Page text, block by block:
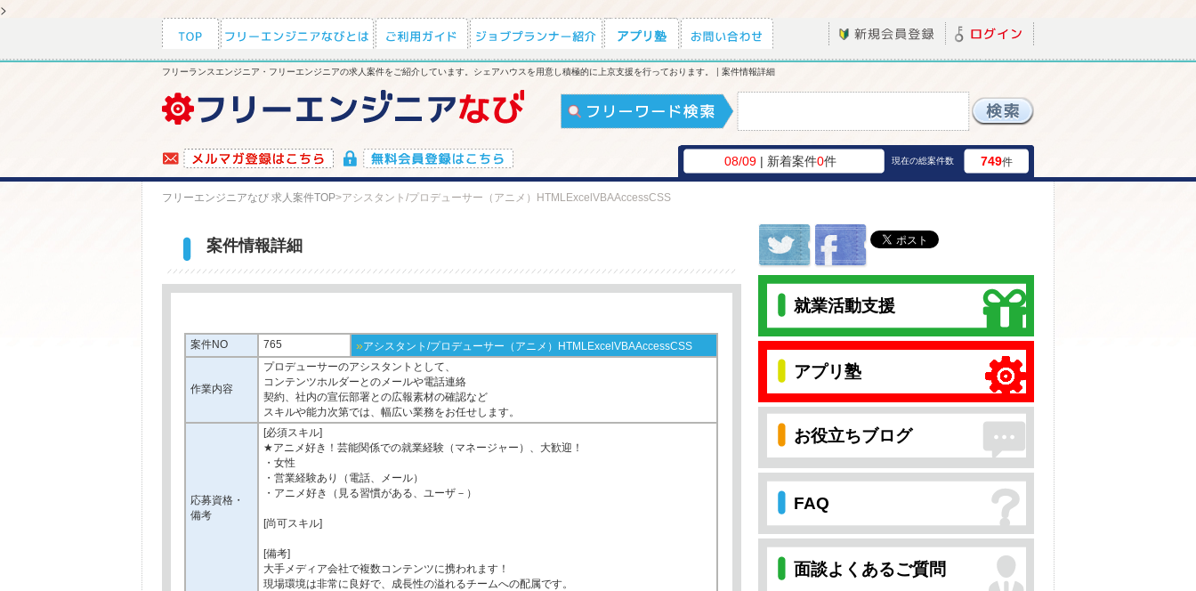
>
フリーランスエンジニア・フリーエンジニアの求人案件をご紹介しています。シェアハウスを用意し積極的に上京支援を行っております。 | 案件情報詳細
08/09 | 新着案件0件 現在の総案件数 749件
フリーエンジニアなび 求人案件TOP>アシスタント/プロデューサー（アニメ）HTMLExcelVBAAccessCSS
案件情報詳細
案件NO 765 »アシスタント/プロデューサー（アニメ）HTMLExcelVBAAccessCSS
作業内容
プロデューサーのアシスタントとして、
コンテンツホルダーとのメールや電話連絡
契約、社内の宣伝部署との広報素材の確認など
スキルや能力次第では、幅広い業務をお任せします。
応募資格・
備考
[必須スキル]
★アニメ好き！芸能関係での就業経験（マネージャー）、大歓迎！
・女性
・営業経験あり（電話、メール）
・アニメ好き（見る習慣がある、ユーザ－）
[尚可スキル]
[備考]
大手メディア会社で複数コンテンツに携われます！
現場環境は非常に良好で、成長性の溢れるチームへの配属です。
就業活動支援
アプリ塾
お役立ちブログ
FAQ
面談よくあるご質問